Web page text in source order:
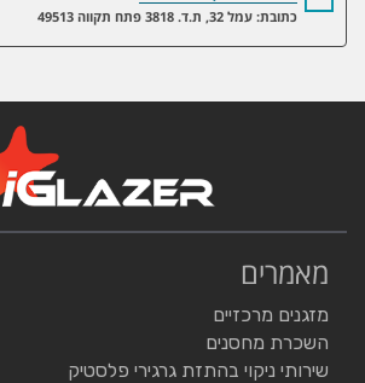
כתובת: עמל 32, ת.ד. 3818 פתח תקווה 49513
מאמרים
מזגנים מרכזיים
השכרת מחסנים
שירותי ניקוי בהתזת גרגירי פלסטיק